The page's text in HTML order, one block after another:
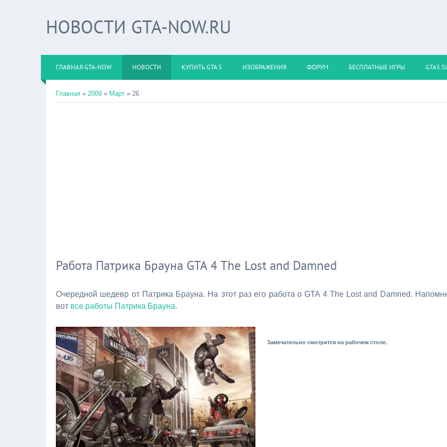
НОВОСТИ GTA-NOW.RU
ГЛАВНАЯ GTA-NOW НОВОСТИ КУПИТЬ GTA 5 ИЗОБРАЖЕНИЯ ФОРУМ БЕСПЛАТНЫЕ ИГРЫ
Главная » 2009 » Март » 26
Работа Патрика Брауна GTA 4 The Lost and Damned
Очередной шедевр от Патрика Брауна. На этот раз его работа о GTA 4 The Lost and Damned.
вот все работы Патрика Брауна.
Замечательно смотрится на рабочем столе.